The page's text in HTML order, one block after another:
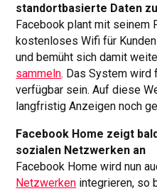
standortbasierte Daten
Facebook plant mit seinem
kostenloses Wifi für
und bemüht sich damit
sammeln. Das System wird
verfügbar sein. Auf diese
langfristig Anzeigen noch
Facebook Home zeigt
sozialen Netzwerken an
Facebook Home wird nun
Netzwerken integrieren, so